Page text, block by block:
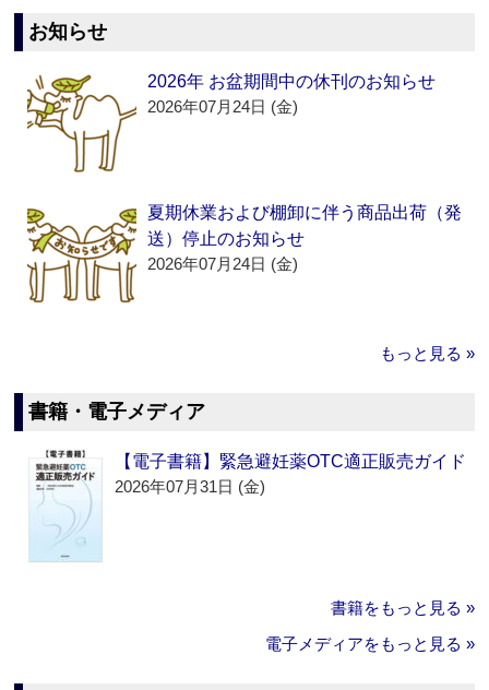
お知らせ
2026年 お盆期間中の休刊のお知らせ
2026年07月24日 (金)
夏期休業および棚卸に伴う商品出荷（発
送）停止のお知らせ
2026年07月24日 (金)
もっと見る »
書籍・電子メディア
【電子書籍】緊急避妊薬OTC適正販売ガイド
2026年07月31日 (金)
書籍をもっと見る »
電子メディアをもっと見る »